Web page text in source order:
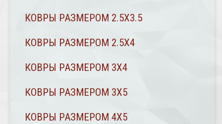
КОВРЫ РАЗМЕРОМ 2.5Х3.5
КОВРЫ РАЗМЕРОМ 2.5Х4
КОВРЫ РАЗМЕРОМ 3Х4
КОВРЫ РАЗМЕРОМ 3Х5
КОВРЫ РАЗМЕРОМ 4Х5